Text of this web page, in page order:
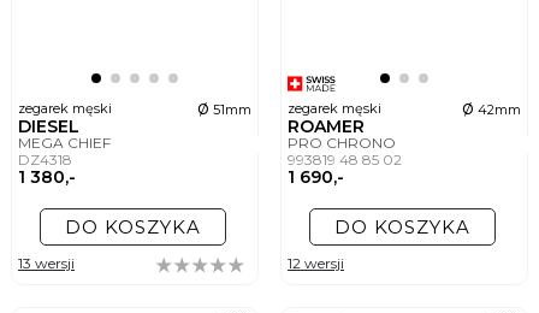
zegarek męski ø 51mm
DIESEL
MEGA CHIEF
DZ4318
1 380,-
DO KOSZYKA
13 wersji
zegarek męski ø 42mm
ROAMER
PRO CHRONO
993819 48 85 02
1 690,-
DO KOSZYKA
12 wersji